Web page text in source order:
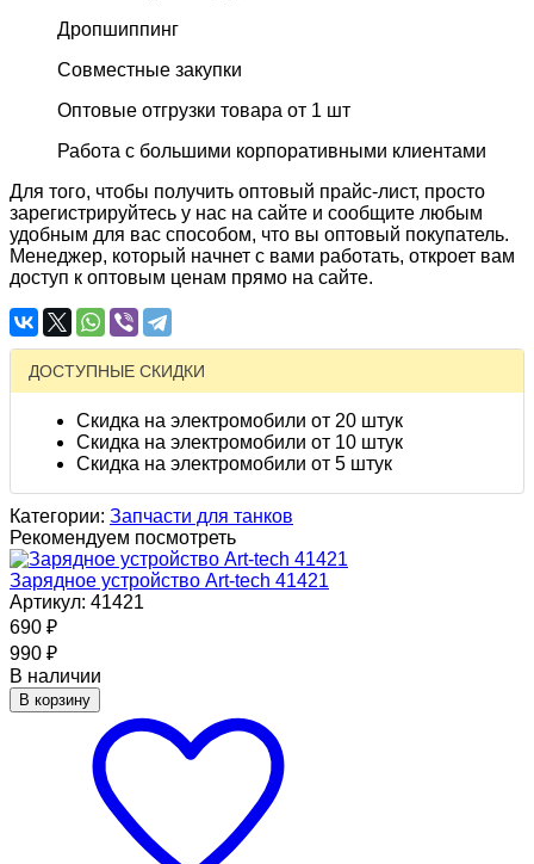
Дропшиппинг
Совместные закупки
Оптовые отгрузки товара от 1 шт
Работа с большими корпоративными клиентами
Для того, чтобы получить оптовый прайс-лист, просто
зарегистрируйтесь у нас на сайте и сообщите любым
удобным для вас способом, что вы оптовый покупатель.
Менеджер, который начнет с вами работать, откроет вам
доступ к оптовым ценам прямо на сайте.
ДОСТУПНЫЕ СКИДКИ
Скидка на электромобили от 20 штук
Скидка на электромобили от 10 штук
Скидка на электромобили от 5 штук
Категории: Запчасти для танков
Рекомендуем посмотреть
Зарядное устройство Art-tech 41421
Артикул: 41421
690 ₽
990 ₽
В наличии
В корзину